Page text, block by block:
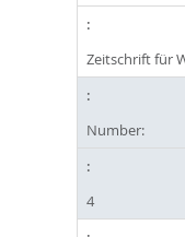
Zeitschrift für
Number:
4